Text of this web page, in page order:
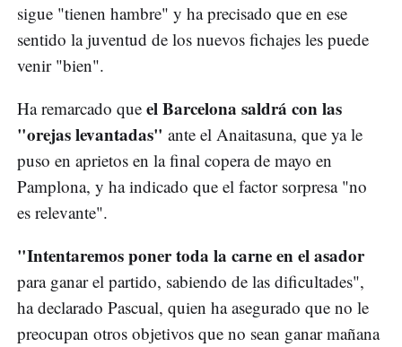
sigue "tienen hambre" y ha precisado que en ese
sentido la juventud de los nuevos fichajes les puede
venir "bien".
Ha remarcado que el Barcelona saldrá con las
"orejas levantadas" ante el Anaitasuna, que ya le
puso en aprietos en la final copera de mayo en
Pamplona, y ha indicado que el factor sorpresa "no
es relevante".
"Intentaremos poner toda la carne en el asador
para ganar el partido, sabiendo de las dificultades",
ha declarado Pascual, quien ha asegurado que no le
preocupan otros objetivos que no sean ganar mañana